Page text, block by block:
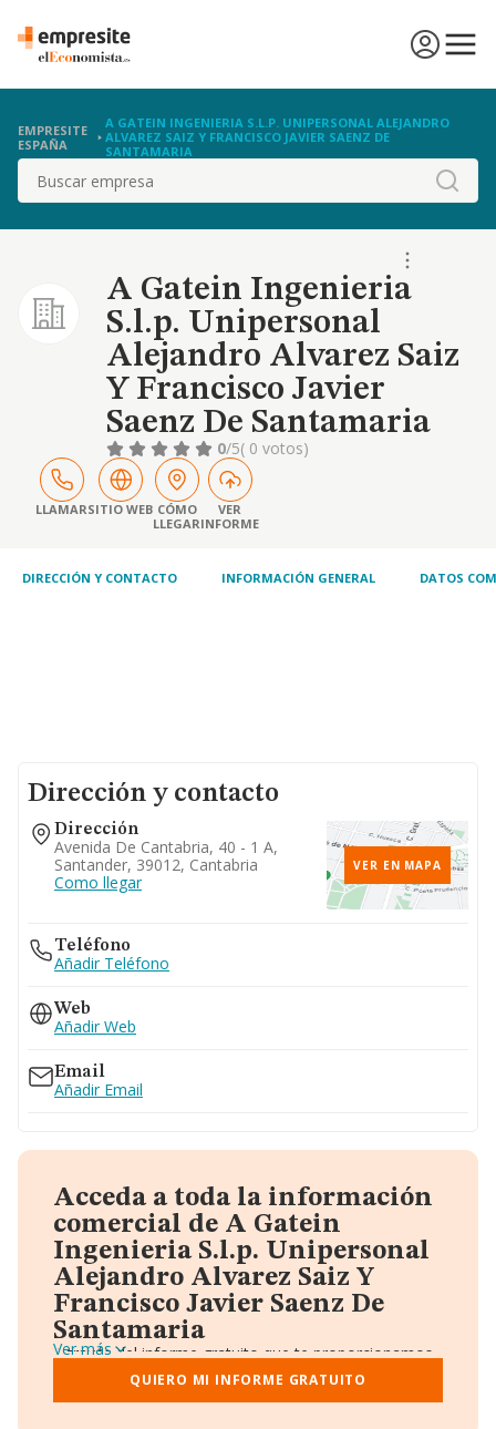
EMPRESITE
ESPAÑA
A GATEIN INGENIERIA S.L.P. UNIPERSONAL ALEJANDRO
ALVAREZ SAIZ Y FRANCISCO JAVIER SAENZ DE
SANTAMARIA
Buscar
A Gatein Ingenieria
S.l.p. Unipersonal
Alejandro Alvarez Saiz
Y Francisco Javier
Saenz De Santamaria
0/5( 0 votos)
LLAMARSITIO WEB CÓMO
LLEGAR
VER
INFORME
DIRECCIÓN Y CONTACTO INFORMACIÓN GENERAL DATOS
Dirección y contacto
Dirección
Avenida De Cantabria, 40 - 1 A,
Santander, 39012, Cantabria
Como llegar
VER EN MAPA
Teléfono
Añadir Teléfono
Web
Añadir Web
Email
Añadir Email
Acceda a toda la información
comercial de A Gatein
Ingenieria S.l.p. Unipersonal
Alejandro Alvarez Saiz Y
Francisco Javier Saenz De
Santamaria
A través del informe gratuito que te proporcionamos
desde Einforma, donde vas a encontrar:
Datos identificativos: Denominación, CIF,
Teléfono, Domicilio.
Ver más
QUIERO MI INFORME GRATUITO